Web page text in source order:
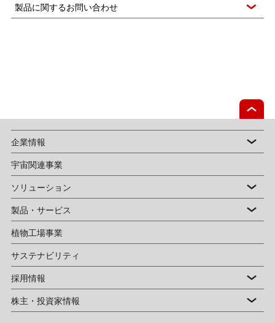
製品に関するお問い合わせ
企業情報
宇宙関連事業
ソリューション
製品・サービス
植物工場事業
サステナビリティ
採用情報
株主・投資家情報